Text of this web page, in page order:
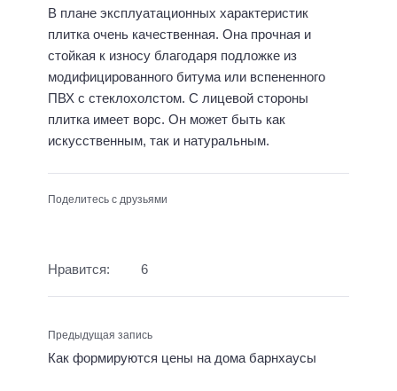
В плане эксплуатационных характеристик
плитка очень качественная. Она прочная и
стойкая к износу благодаря подложке из
модифицированного битума или вспененного
ПВХ с стеклохолстом. С лицевой стороны
плитка имеет ворс. Он может быть как
искусственным, так и натуральным.
Поделитесь с друзьями
Нравится: 6
Предыдущая запись
Как формируются цены на дома барнхаусы